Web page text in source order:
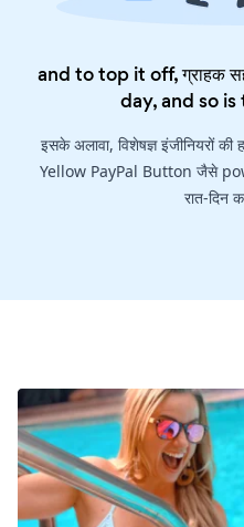
and to top it off, ग्राहक
day, and so
इसके अलावा, विशेषज्ञ इंजीनियरों
Yellow PayPal Button जैसे
रात-दिन